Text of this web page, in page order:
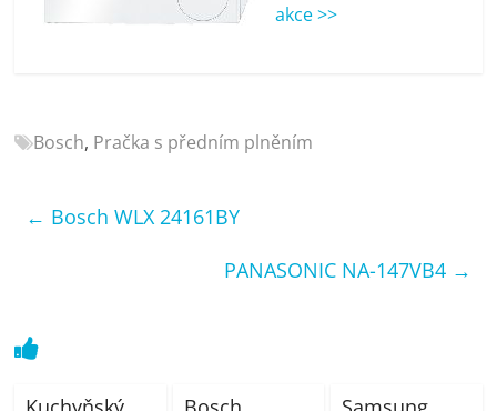
porovnání
pračky,
mobilní
akce >>
Bosch, Pračka s předním plněním
← Bosch WLX 24161BY
PANASONIC NA-147VB4 →